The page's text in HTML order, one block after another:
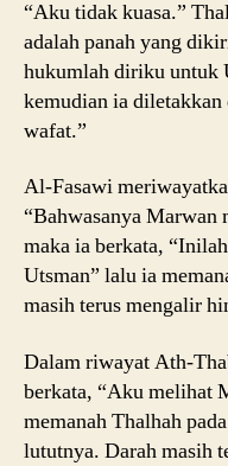
“Aku tidak kuasa.”
adalah panah yang
hukumlah diriku untuk
kemudian ia diletakkan
wafat.”
Al-Fasawi
“Bahwasanya Marwan
maka ia berkata,
Utsman” lalu ia
masih terus mengalir
Dalam riwayat Ath-
berkata, “Aku melihat
memanah Thalhah
lututnya. Darah masih